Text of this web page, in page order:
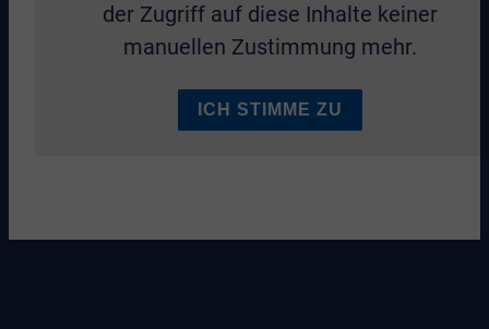
der Zugriff auf diese Inhalte keiner
manuellen Zustimmung mehr.
ICH STIMME ZU